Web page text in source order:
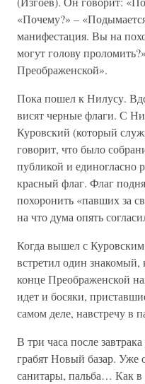
«Почему?» –
манифестация. Вы на
могут голову
Преображенской».
Пока пошел к Нилусу.
висят черные флаги. С
Куровский (который
говорит, что было
публикой и единогласно
красный флаг. Флаг
похоронить «павших за
на что дума опять
Когда вышел с
встретил один знакомый,
конце Преображенской
идет и босяки,
самом деле, навстречу в
В три часа после
грабят Новый базар. Уже
санитары, пальба… Как в